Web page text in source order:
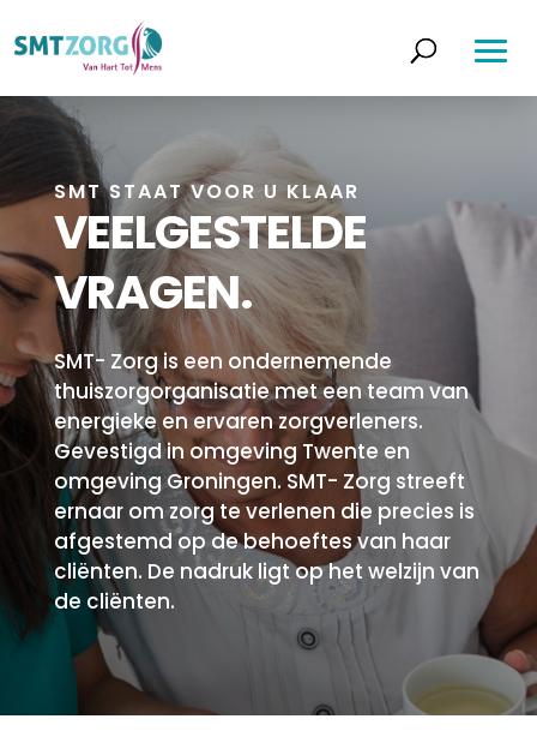
SMT STAAT VOOR U KLAAR
VEELGESTELDE
VRAGEN.
SMT- Zorg is een ondernemende
thuiszorgorganisatie met een team van
energieke en ervaren zorgverleners.
Gevestigd in omgeving Twente en
omgeving Groningen. SMT- Zorg streeft
ernaar om zorg te verlenen die precies is
afgestemd op de behoeftes van haar
cliënten. De nadruk ligt op het welzijn van
de cliënten.